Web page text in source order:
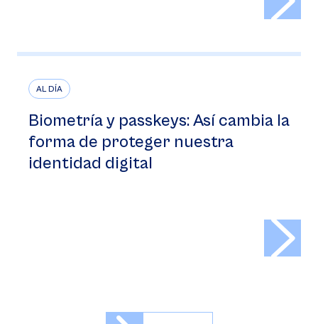
AL DÍA
Biometría y passkeys: Así cambia la
forma de proteger nuestra
identidad digital